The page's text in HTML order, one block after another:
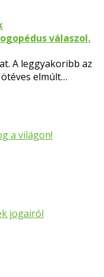
válaszol.
A leggyakoribb az
elmúlt…
a világon!
jogairól